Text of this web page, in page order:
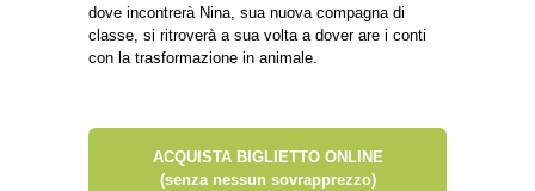
dove incontrerà Nina, sua nuova compagna di
classe, si ritroverà a sua volta a dover are i conti
con la trasformazione in animale.
ACQUISTA BIGLIETTO ONLINE
(senza nessun sovrapprezzo)